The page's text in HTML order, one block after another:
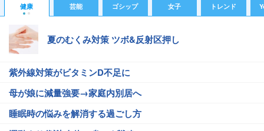
健康 芸能 ゴシップ 女子 トレンド
夏のむくみ対策 ツボ&反射区押し
紫外線対策がビタミンD不足に
母が娘に減量強要→家庭内別居へ
睡眠時の悩みを解消する過ごし方